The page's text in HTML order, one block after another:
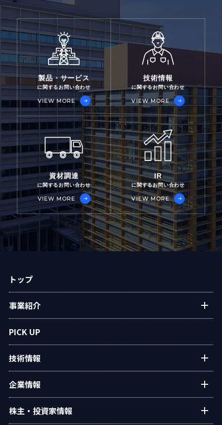
製品・サービス
に関するお問い合わせ
VIEW MORE
技術情報
に関するお問い合わせ
VIEW MORE
資材調達
に関するお問い合わせ
VIEW MORE
IR
に関するお問い合わせ
VIEW MORE
トップ
事業紹介
アフターサービス
民生熱エネルギー
設備・システム
PICK UP
技術情報
タクマの技術紹介
タクマ技報
学会発表
企業情報
ご挨拶
経営理念
株主・投資家情報